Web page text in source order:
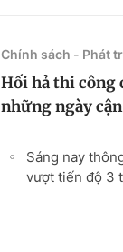
Chính sách - Phát
Hối hả thi công
những ngày
Sáng nay
vượt tiến độ 3